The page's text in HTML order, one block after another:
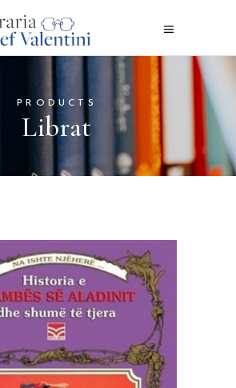
PRODUCTS
Librat